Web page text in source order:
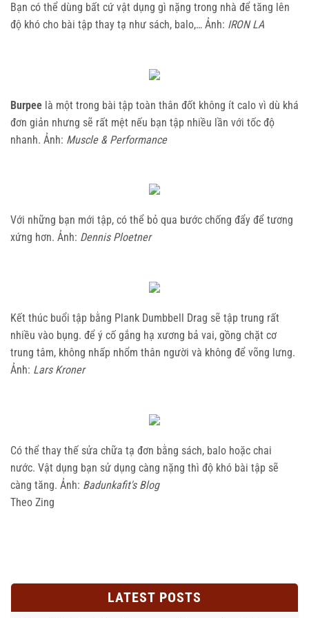
Bạn có thể dùng bất cứ vật dụng gì nặng trong nhà để tăng lên
độ khó cho bài tập thay tạ như sách, balo,… Ảnh: IRON LA
Burpee là một trong bài tập toàn thân đốt không ít calo vì dù khá
đơn giản nhưng sẽ rất mệt nếu bạn tập nhiều lần với tốc độ
nhanh. Ảnh: Muscle & Performance
Với những bạn mới tập, có thể bỏ qua bước chống đẩy để tương
xứng hơn. Ảnh: Dennis Ploetner
Kết thúc buổi tập bằng Plank Dumbbell Drag sẽ tập trung rất
nhiều vào bụng. để ý cố gắng hạ xương bả vai, gồng chặt cơ
trung tâm, không nhấp nhổm thân người và không để võng lưng.
Ảnh: Lars Kroner
Có thể thay thế sửa chữa tạ đơn bằng sách, balo hoặc chai
nước. Vật dụng bạn sử dụng càng nặng thì độ khó bài tập sẽ
càng tăng. Ảnh: Badunkafit's Blog
Theo Zing
LATEST POSTS